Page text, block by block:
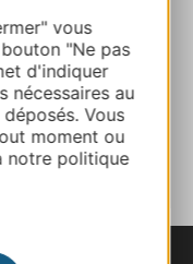
vous
"Ne pas
d'indiquer
nécessaires au
Vous
moment ou
notre politique